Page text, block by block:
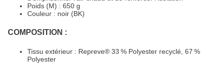
Poids (M) : 650 g
Couleur : noir (BK)
COMPOSITION :
Tissu extérieur : Repreve® 33 % Polyester recyclé, 67 %
Polyester